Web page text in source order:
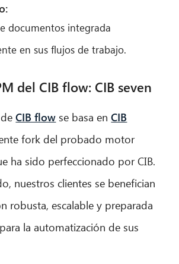
documentos integrada
en sus flujos de trabajo.
del CIB flow: CIB seven
deCIB flow se basa enCIB
fork del probado motor
ha sido perfeccionado por CIB.
nuestros clientes se benefician
robusta, escalable y preparada
la automatización de sus